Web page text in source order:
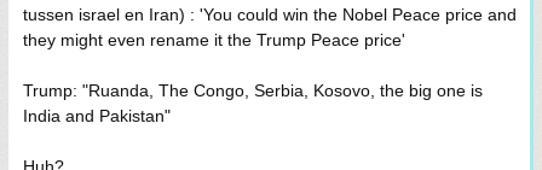
tussen israel en Iran) : 'You could win the Nobel Peace price and
they might even rename it the Trump Peace price'
Trump: "Ruanda, The Congo, Serbia, Kosovo, the big one is
India and Pakistan"
Huh?